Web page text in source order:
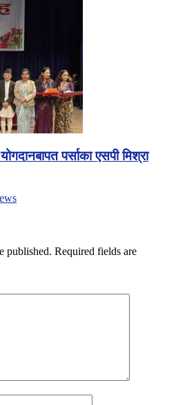
पर्साका एसपी मिश्रा
published. Required fields are